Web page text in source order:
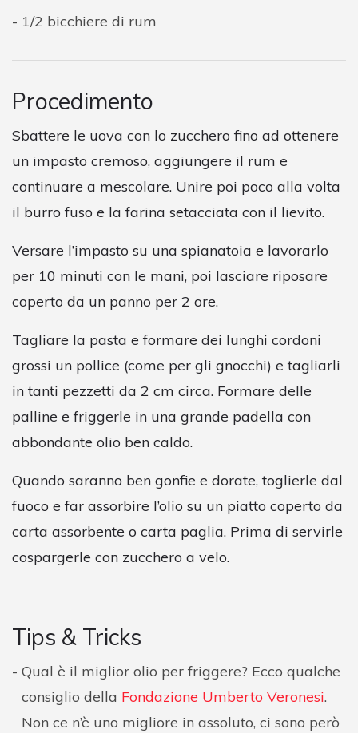
1/2 bicchiere di rum
Procedimento
Sbattere le uova con lo zucchero fino ad ottenere
un impasto cremoso, aggiungere il rum e
continuare a mescolare. Unire poi poco alla volta
il burro fuso e la farina setacciata con il lievito.
Versare l’impasto su una spianatoia e lavorarlo
per 10 minuti con le mani, poi lasciare riposare
coperto da un panno per 2 ore.
Tagliare la pasta e formare dei lunghi cordoni
grossi un pollice (come per gli gnocchi) e tagliarli
in tanti pezzetti da 2 cm circa. Formare delle
palline e friggerle in una grande padella con
abbondante olio ben caldo.
Quando saranno ben gonfie e dorate, toglierle dal
fuoco e far assorbire l’olio su un piatto coperto da
carta assorbente o carta paglia. Prima di servirle
cospargerle con zucchero a velo.
Tips & Tricks
Qual è il miglior olio per friggere? Ecco qualche
consiglio della Fondazione Umberto Veronesi.
Non ce n’è uno migliore in assoluto, ci sono però